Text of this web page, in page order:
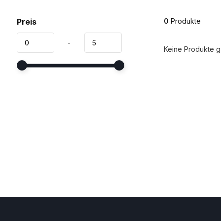
Preis
-
0 Produkte
Keine Produkte